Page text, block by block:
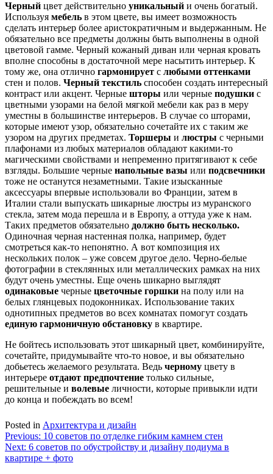
Черный цвет действительно уникальный и очень богатый.
Используя мебель в этом цвете, вы имеет возможность
сделать интерьер более аристократичным и выдержанным. Не
обязательно все предметы должны быть выполнены в одной
цветовой гамме. Черный кожаный диван или черная кровать
вполне способны в достаточной мере насытить интерьер. К
тому же, она отлично гармонирует с любыми оттенками
стен и полов. Черный текстиль способен создать интересный
контраст или акцент. Черные шторы или черные подушки с
цветными узорами на белой мягкой мебели как раз в меру
уместны в большинстве интерьеров. В случае со шторами,
которые имеют узор, обязательно сочетайте их с таким же
узором на других предметах. Торшеры и люстры с черными
плафонами из любых материалов обладают какими-то
магическими свойствами и непременно притягивают к себе
взгляды. Большие черные напольные вазы или подсвечники
тоже не останутся незаметными. Такие изысканные
аксессуары впервые использовали во Франции, затем в
Италии стали выпускать шикарные люстры из муранского
стекла, затем мода перешла и в Европу, а оттуда уже к нам.
Таких предметов обязательно должно быть несколько.
Одиночная черная настенная полка, например, будет
смотреться как-то непонятно. А вот композиция их
нескольких полок – уже совсем другое дело. Черно-белые
фотографии в стеклянных или металлических рамках на них
будут очень уместны. Еще очень шикарно выглядят
одинаковые черные цветочные горшки на полу или на
белых глянцевых подоконниках. Использование таких
однотипных предметов во всех комнатах помогут создать
единую гармоничную обстановку в квартире.
Не бойтесь использовать этот шикарный цвет, комбинируйте,
сочетайте, придумывайте что-то новое, и вы обязательно
добьетесь желаемого результата. Ведь черному цвету в
интерьере отдают предпочтение только сильные,
решительные и волевые личности, которые привыкли идти
до конца и побеждать во всем!
Posted in Архитектура и дизайн
Навигация
по
Previous: 10 советов по отделке гибким камнем стен
Next: 6 советов по обустройству и дизайну подиума в
квартире + фото